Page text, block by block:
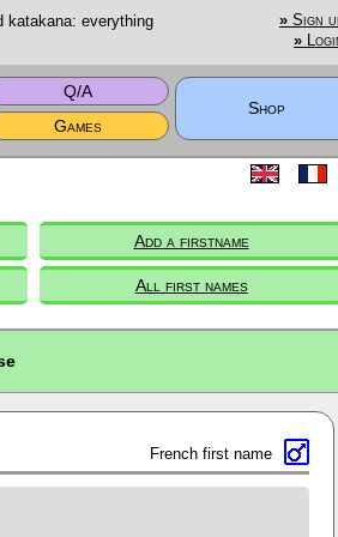
katakana: everything
» Sign
»
Q/A
Shop
Games
Add a firstname
All first names
French first name